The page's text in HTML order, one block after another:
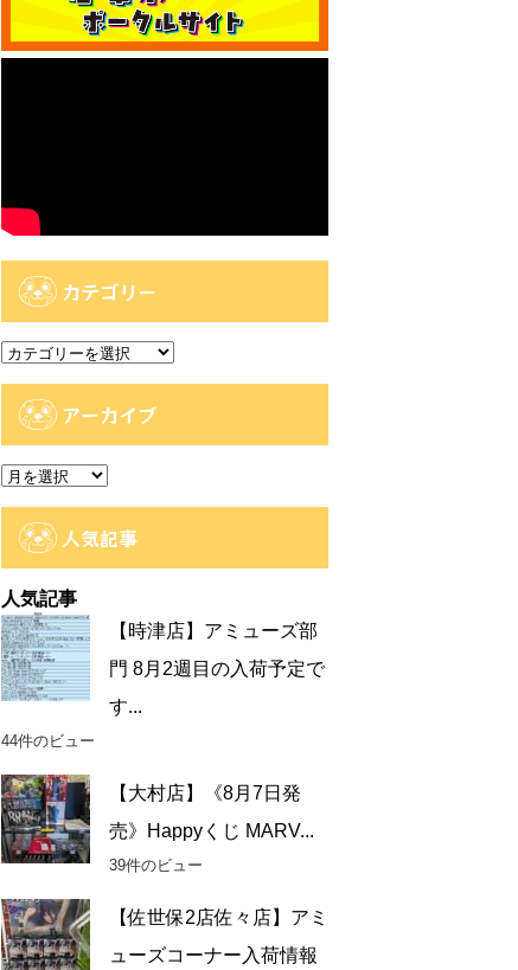
カテゴリー
カ
アーカイブ
ア
人気記事
人気記事
【時津店】アミューズ部
門 8月2週目の入荷予定で
す...
44件のビュー
【大村店】《8月7日発
売》Happyくじ MARV...
39件のビュー
【佐世保2店佐々店】アミ
ューズコーナー入荷情報